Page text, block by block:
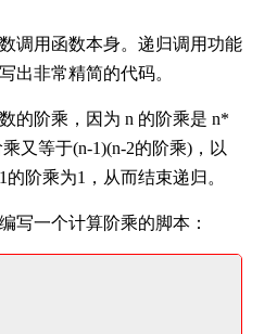
调用函数本身。递归调用功能
出非常精简的代码。
的阶乘，因为 n 的阶乘是 n*
又等于(n-1)(n-2的阶乘)，以
阶乘为1，从而结束递归。
写一个计算阶乘的脚本：